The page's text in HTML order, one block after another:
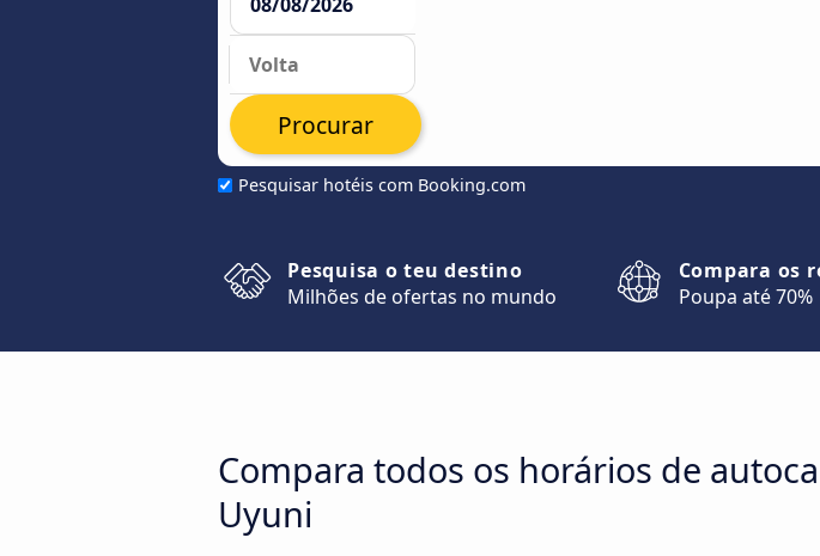
Pesquisar hotéis com Booking.com
Procurar
Pesquisa o teu destino
Milhões de ofertas no mundo
Compara os
Poupa até 70%
Compara todos os horários de
Uyuni